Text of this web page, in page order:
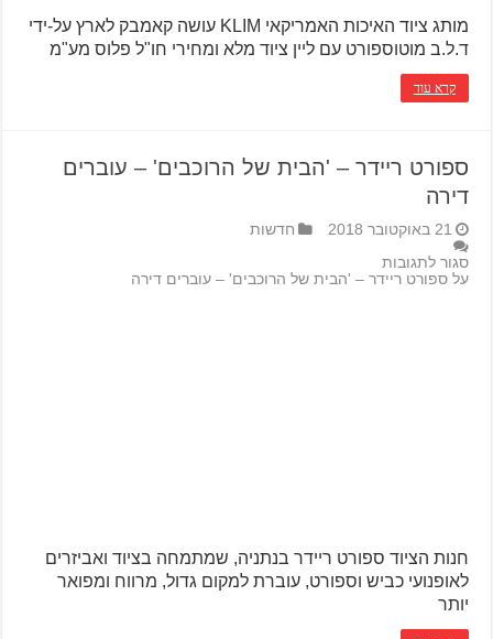
מותג ציוד האיכות האמריקאי KLIM עושה קאמבק לארץ על-ידי
ד.ל.ב מוטוספורט עם ליין ציוד מלא ומחירי חו"ל פלוס מע"מ
קרא עוד
ספורט ריידר – 'הבית של הרוכבים' – עוברים
דירה
21 באוקטובר 2018
חדשות
סגור לתגובות
על ספורט ריידר – 'הבית של הרוכבים' – עוברים דירה
חנות הציוד ספורט ריידר בנתניה, שמתמחה בציוד ואביזרים
לאופנועי כביש וספורט, עוברת למקום גדול, מרווח ומפואר
יותר